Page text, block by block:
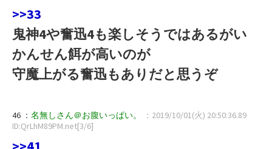
>>33
鬼神4や奮迅4も楽しそうではあるがい
かんせん餌が高いのが
守魔上がる奮迅もありだと思うぞ
46 ： 名無しさん＠お腹いっぱい。
：2019/10/01(火) 20:50:36.89
ID:QrLhM89PM.net[3/6]